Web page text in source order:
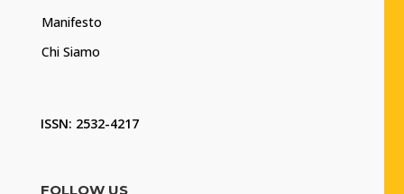
Manifesto
Chi Siamo
ISSN: 2532-4217
FOLLOW US